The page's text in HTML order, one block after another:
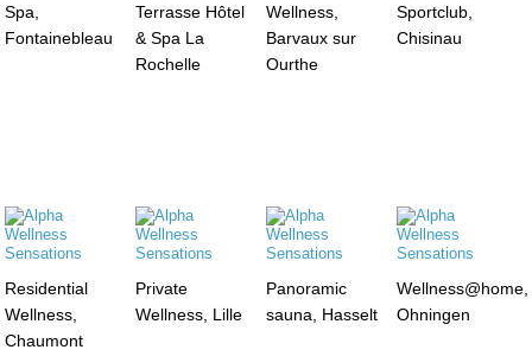
Spa,
Fontainebleau
Terrasse Hôtel
& Spa La
Rochelle
Wellness,
Barvaux sur
Ourthe
Sportclub,
Chisinau
Residential
Wellness,
Chaumont
Private
Wellness, Lille
Panoramic
sauna, Hasselt
Wellness@home,
Ohningen